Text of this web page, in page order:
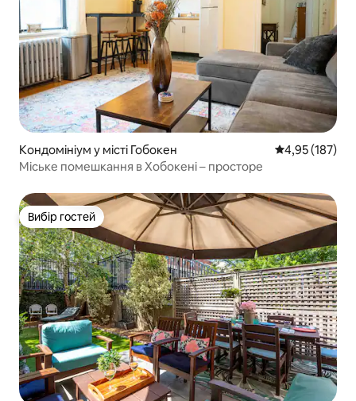
Кондомініум у місті Гобокен Середня
4,95 (187)
Міське помешкання в Хобокені – просторе
Вибір гостей
Вибір гостей